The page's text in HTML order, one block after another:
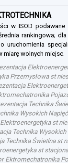
w ISOD
rankingowa;
uruchomienia
wolnych miejsc.
Przemysłowa st
Technika
Wysokich
st
Technika
Technika Świetlna st
st
Ektromechatronika